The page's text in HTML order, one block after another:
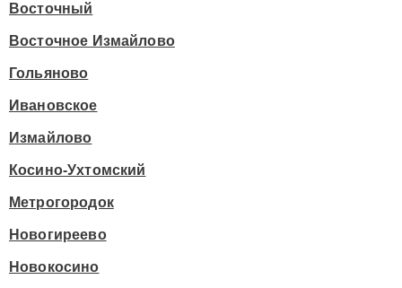
Восточный
Восточное Измайлово
Гольяново
Ивановское
Измайлово
Косино-Ухтомский
Метрогородок
Новогиреево
Новокосино